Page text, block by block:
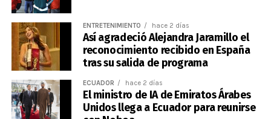
ENTRETENIMIENTO hace 2 días
Así agradeció Alejandra Jaramillo el
reconocimiento recibido en España
tras su salida de programa
ECUADOR hace 2 días
El ministro de IA de Emiratos Árabes
Unidos llega a Ecuador para reunirse